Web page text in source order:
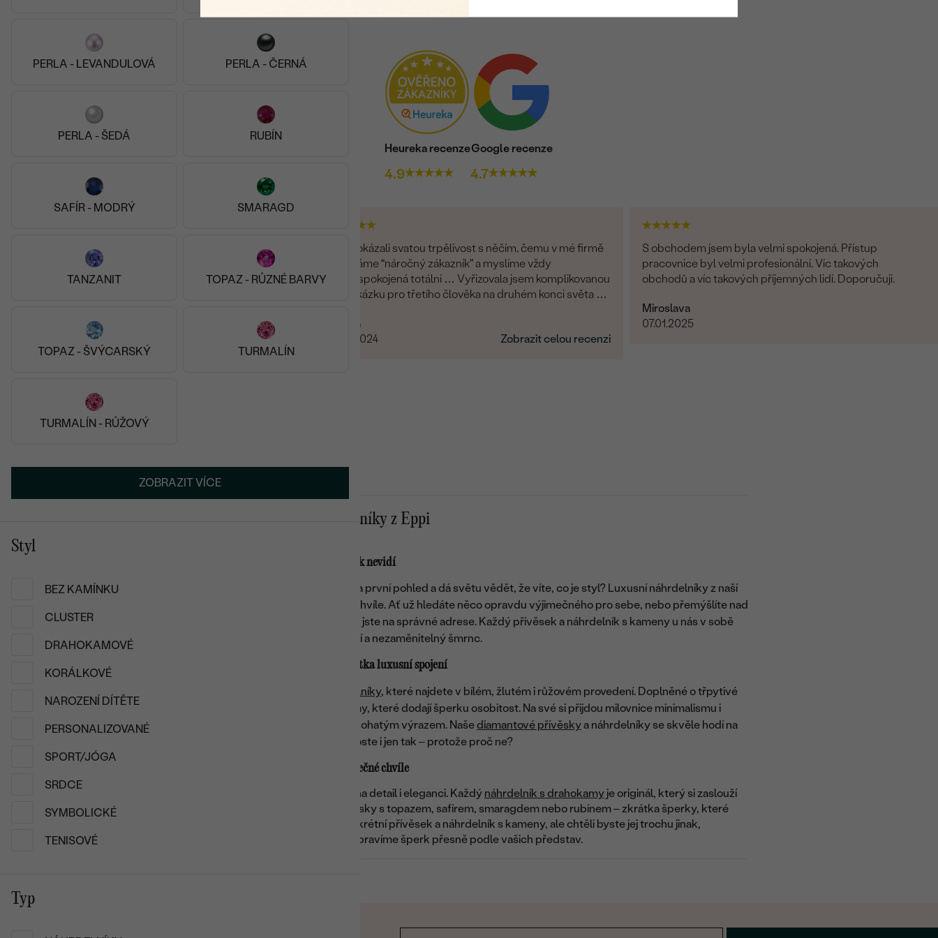
PERLA - LEVANDULOVÁ PERLA - ČERNÁ
PERLA - ŠEDÁ RUBÍN
SAFÍR - MODRÝ SMARAGD
TANZANIT TOPAZ - RŮZNÉ BARVY
TOPAZ - ŠVÝCARSKÝ TURMALÍN
TURMALÍN - RŮŽOVÝ
ZOBRAZIT VÍCE
Styl
BEZ KAMÍNKU
CLUSTER
DRAHOKAMOVÉ
KORÁLKOVÉ
NAROZENÍ DÍTĚTE
PERSONALIZOVANÉ
SPORT/JÓGA
SRDCE
SYMBOLICKÉ
TENISOVÉ
Typ
Heureka recenze
4.9
Google recenze
4.7
To nejlepší klenotnictví v České republice! Úžasný osobní
přístup, flexibilita, zakázková výroba, design, vkus.
Zkrátka super!
Prokázali svatou trpělivost s něčím, čemu v mé firmě
říkáme “náročný zákazník” a myslíme vždy
nespokojená totální … Vyřizovala jsem komplikovanou
zakázku pro třetího člověka na druhém konci světa a
Ľubica
25.12.2024
Zobrazit celou recenzi
S obchodem jsem byla velmi spokojená. Přístup
pracovnice byl velmi profesionální. Víc takových
obchodů a víc takových příjemných lidí. Doporučuji.
Miroslava
07.01.2025
Luxusní přívěsky a náhrdelníky z Eppi
Luxusní náhrdelníky, které se jen tak nevidí
, který zaujme na první pohled a dá světu vědět, že víte, co je styl? Luxusní náhrdelníky z naší
nabídky jsou tu právě pro takové chvíle. Ať už hledáte něco opravdu výjimečného pro sebe, nebo přemýšlíte nad
dárkem, který chytí za srdce, tady jste na správné adrese. Každý přívěsek a náhrdelník s kameny u nás v sobě
spojuje kvalitu, precizní zpracování a nezaměnitelný šmrnc.
Zlato, diamanty, drahokamy… zkrátka luxusní spojení
zlaté náhrdelníky, které najdete v bílém, žlutém i růžovém provedení. Doplněné o třpytivé
diamanty nebo barevné drahokamy, které dodají šperku osobitost. Na své si přijdou milovnice minimalismu i
všechny, které touží po šperku s bohatým výrazem. Našediamantové přívěskya náhrdelníky se skvěle hodí na
významné události, ale klidně je noste i jen tak – protože proč ne?
Vyberte si ten pravý šperk pro výjimečné chvíle
Kolekce, která vznikla s důrazem na detail i eleganci. Každý náhrdelník s drahokamy je originál, který si zaslouží
být nošen s hrdostí. Objevujte kousky s topazem, safírem, smaragdem nebo rubínem – zkrátka šperky, které
mají duši. A pokud vás zaujme konkrétní přívěsek a náhrdelník s kameny, ale chtěli byste jej trochu jinak,
neváhejte nám napsat. Rádi vám upravíme šperk přesně podle vašich představ.